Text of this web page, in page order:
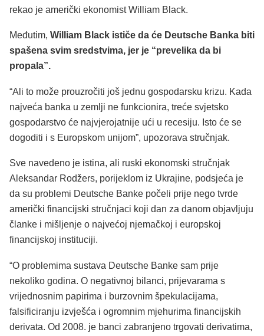
rekao je američki ekonomist William Black.
Međutim, William Black ističe da će Deutsche Banka biti
spašena svim sredstvima, jer je “prevelika da bi
propala”.
“Ali to može prouzročiti još jednu gospodarsku krizu. Kada
najveća banka u zemlji ne funkcionira, treće svjetsko
gospodarstvo će najvjerojatnije ući u recesiju. Isto će se
dogoditi i s Europskom unijom”, upozorava stručnjak.
Sve navedeno je istina, ali ruski ekonomski stručnjak
Aleksandar Rodžers, porijeklom iz Ukrajine, podsjeća je
da su problemi Deutsche Banke počeli prije nego tvrde
američki financijski stručnjaci koji dan za danom objavljuju
članke i mišljenje o najvećoj njemačkoj i europskoj
financijskoj instituciji.
“O problemima sustava Deutsche Banke sam prije
nekoliko godina. O negativnoj bilanci, prijevarama s
vrijednosnim papirima i burzovnim špekulacijama,
falsificiranju izvješća i ogromnim mjehurima financijskih
derivata. Od 2008. je banci zabranjeno trgovati derivatima,